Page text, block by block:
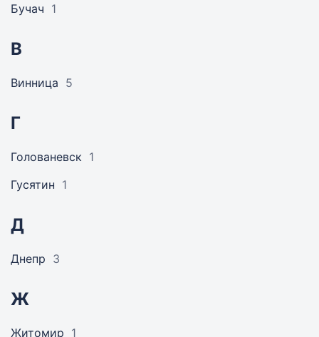
Бучач 1
В
Винница 5
Г
Голованевск 1
Гусятин 1
Д
Днепр 3
Ж
Житомир 1